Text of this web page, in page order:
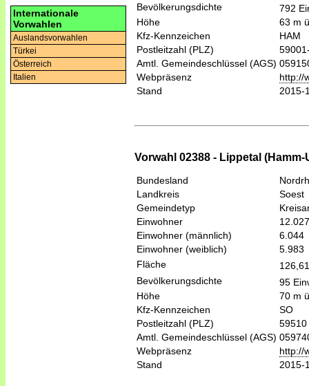
Internationale
Vorwahlen
Auslandsvorwahlen
Türkei
Österreich
Italien
Bevölkerungsdichte
792
Höhe
63 m
Kfz-Kennzeichen
HAM
Postleitzahl (PLZ)
Amtl. Gemeindeschlüssel (AGS)
Webpräsenz
http://
Stand
2015-
Vorwahl 02388 - Lippetal
Bundesland
Landkreis
Soest
Gemeindetyp
Einwohner
12.027
Einwohner (männlich)
6.044
Einwohner (weiblich)
5.983
Fläche
Bevölkerungsdichte
95
Höhe
70 m
Kfz-Kennzeichen
SO
Postleitzahl (PLZ)
59510
Amtl. Gemeindeschlüssel (AGS)
Webpräsenz
http://
Stand
2015-